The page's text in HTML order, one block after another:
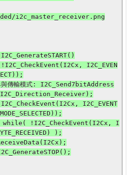
i2c_master_receiver.png
I2C_EVEN
傳輸模式: I2C_Send7bitAddress
I2C_EVENT
: while( !I2C_CheckEvent(I2Cx, I
);